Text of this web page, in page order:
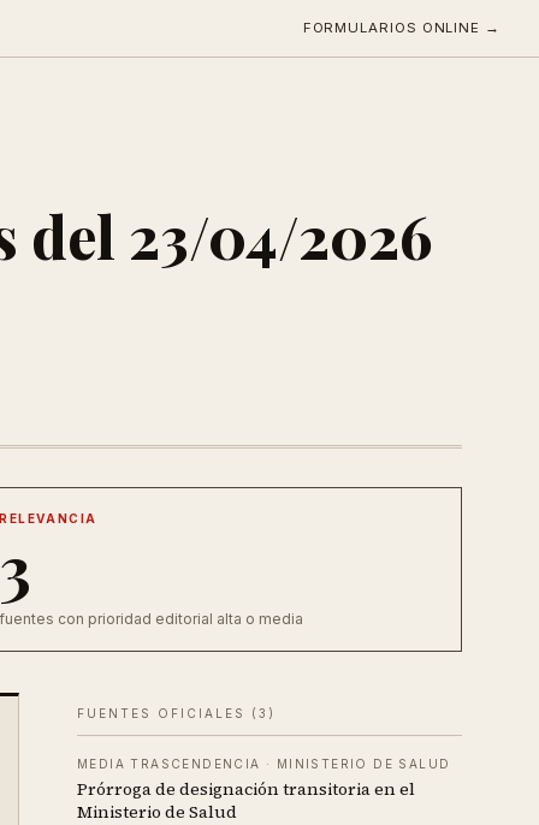
FORMULARIOS ONLINE →
del 23/04/2026
RELEVANCIA
3
fuentes con prioridad editorial alta o media
FUENTES OFICIALES ( 3 )
MEDIA TRASCENDENCIA · MINISTERIO DE SALUD
Prórroga de designación transitoria en el
Ministerio de Salud